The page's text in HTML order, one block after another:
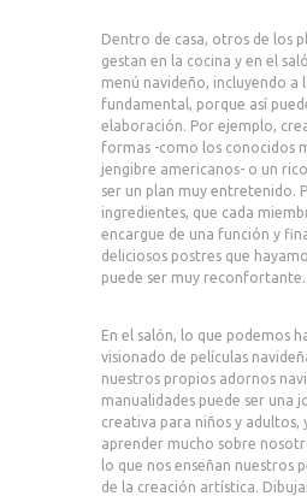
Dentro de casa, otros de los
gestan en la cocina y en el
menú navideño, incluyendo a
fundamental, porque así
elaboración. Por ejemplo,
formas -como los conocidos
jengibre americanos- o un
ser un plan muy entretenido.
ingredientes, que cada
encargue de una función y
deliciosos postres que
puede ser muy reconfortante.
En el salón, lo que podemos
visionado de películas
nuestros propios adornos
manualidades puede ser una
creativa para niños y adultos,
aprender mucho sobre
lo que nos enseñan nuestros
de la creación artística.